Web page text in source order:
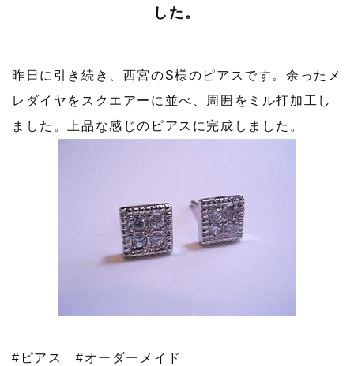
した。
昨日に引き続き、西宮のS様のピアスです。余ったメ
レダイヤをスクエアーに並べ、周囲をミル打加工し
ました。上品な感じのピアスに完成しました。
#ピアス #オーダーメイド